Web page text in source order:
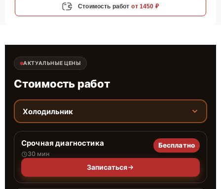
Стоимость работ от 1450 ₽
АКТУАЛЬНЫЕ ЦЕНЫ
Стоимость работ
Холодильник
Срочная диагностика
30 мин
Бесплатно
Записаться